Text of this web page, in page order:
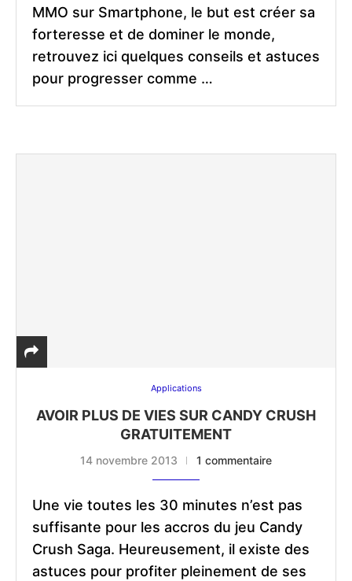
MMO sur Smartphone, le but est créer sa
forteresse et de dominer le monde,
retrouvez ici quelques conseils et astuces
pour progresser comme …
Applications
AVOIR PLUS DE VIES SUR CANDY CRUSH
GRATUITEMENT
14 novembre 2013 1 commentaire
Une vie toutes les 30 minutes n’est pas
suffisante pour les accros du jeu Candy
Crush Saga. Heureusement, il existe des
astuces pour profiter pleinement de ses